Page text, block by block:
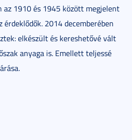
az 1910 és 1945 között megjelent
2014 decemberében
elkészült és kereshetővé vált
anyaga is. Emellett teljessé